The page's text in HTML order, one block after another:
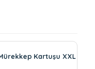
Kartuşu XXL